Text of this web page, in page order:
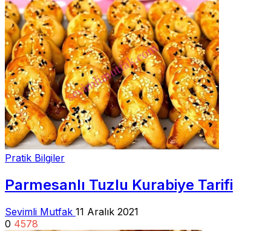
Pratik Bilgiler
Parmesanlı Tuzlu Kurabiye Tarifi
Sevimli Mutfak 11 Aralık 2021
0 4578